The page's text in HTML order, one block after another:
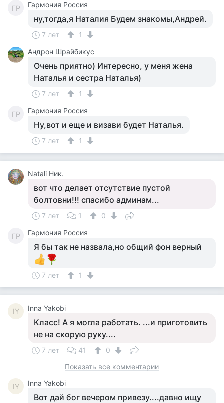
ГР Гармония Россия
ну,тогда,я Наталия Будем знакомы,Андрей.
7 лет
1
Андрон Шрайбикус
Очень приятно) Интересно, у меня жена
Наталья и сестра Наталья)
7 лет 1
ГР Гармония Россия
Ну,вот и еще и визави будет Наталья.
7 лет 1
Natali Ник.
вот что делает отсутствие пустой
болтовни!!! спасибо админам...
7 лет 1 0
ГР Гармония Россия
Я бы так не назвала,но общий фон верный
7 лет 1
IY Inna Yakobi
Класс! А я могла работать. ...и приготовить
не на скорую руку....
7 лет 41
0
Показать все комментарии
IY Inna Yakobi
Вот дай бог вечером привезу....давно ищу